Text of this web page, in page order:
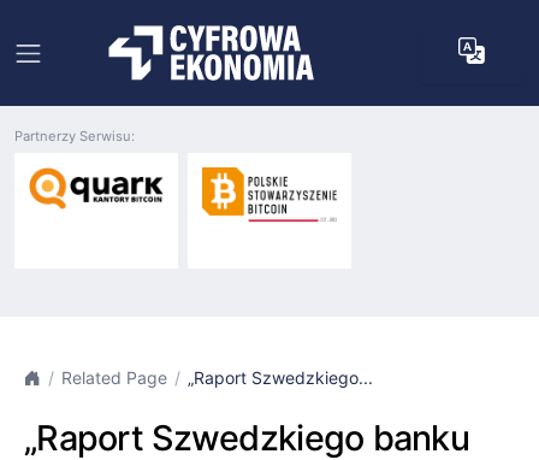
Partnerzy Serwisu:
Related Page „Raport Szwedzkiego...
„Raport Szwedzkiego banku